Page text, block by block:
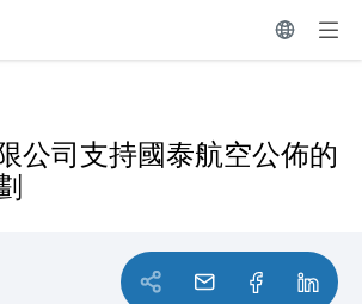
公司支持國泰航空公佈的